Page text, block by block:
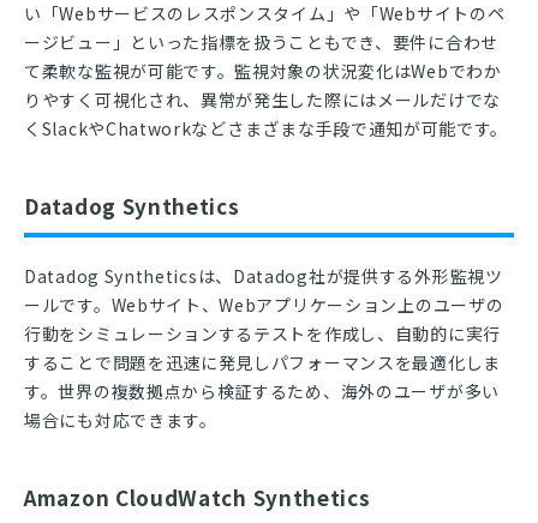
い「Webサービスのレスポンスタイム」や「Webサイトのペ
ージビュー」といった指標を扱うこともでき、要件に合わせ
て柔軟な監視が可能です。監視対象の状況変化はWebでわか
りやすく可視化され、異常が発生した際にはメールだけでな
くSlackやChatworkなどさまざまな手段で通知が可能です。
Datadog Synthetics
Datadog Syntheticsは、Datadog社が提供する外形監視ツ
ールです。Webサイト、Webアプリケーション上のユーザの
行動をシミュレーションするテストを作成し、自動的に実行
することで問題を迅速に発見しパフォーマンスを最適化しま
す。世界の複数拠点から検証するため、海外のユーザが多い
場合にも対応できます。
Amazon CloudWatch Synthetics